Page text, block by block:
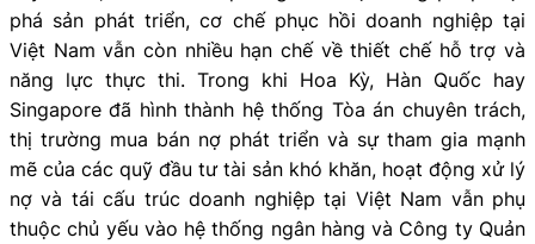
phá sản phát triển, cơ chế phục hồi doanh nghiệp tại
Việt Nam vẫn còn nhiều hạn chế về thiết chế hỗ trợ và
năng lực thực thi. Trong khi Hoa Kỳ, Hàn Quốc hay
Singapore đã hình thành hệ thống Tòa án chuyên trách,
thị trường mua bán nợ phát triển và sự tham gia mạnh
mẽ của các quỹ đầu tư tài sản khó khăn, hoạt động xử lý
nợ và tái cấu trúc doanh nghiệp tại Việt Nam vẫn phụ
thuộc chủ yếu vào hệ thống ngân hàng và Công ty Quản